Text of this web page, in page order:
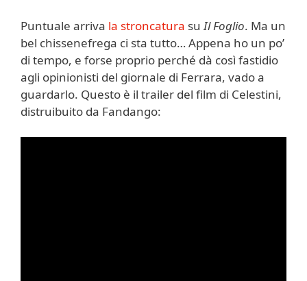
Puntuale arriva la stroncatura suIl Foglio. Ma un
bel chissenefrega ci sta tutto… Appena ho un po’
di tempo, e forse proprio perché dà così fastidio
agli opinionisti del giornale di Ferrara, vado a
guardarlo. Questo è il trailer del film di Celestini,
distruibuito da Fandango: